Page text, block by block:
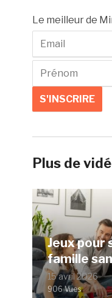
Le meilleur de
Plus de
Jeux pour
famille
15 avril 2026
906 Vues